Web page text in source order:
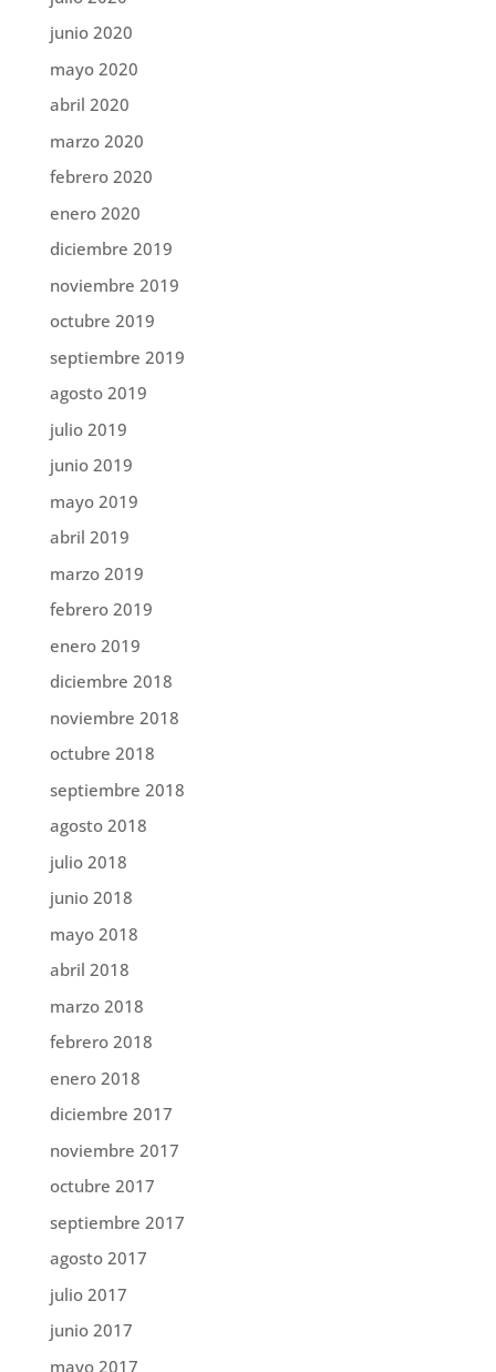
junio 2020
mayo 2020
abril 2020
marzo 2020
febrero 2020
enero 2020
diciembre 2019
noviembre 2019
octubre 2019
septiembre 2019
agosto 2019
julio 2019
junio 2019
mayo 2019
abril 2019
marzo 2019
febrero 2019
enero 2019
diciembre 2018
noviembre 2018
octubre 2018
septiembre 2018
agosto 2018
julio 2018
junio 2018
mayo 2018
abril 2018
marzo 2018
febrero 2018
enero 2018
diciembre 2017
noviembre 2017
octubre 2017
septiembre 2017
agosto 2017
julio 2017
junio 2017
mayo 2017